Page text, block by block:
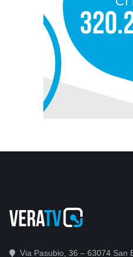
Via Pasubio, 36 – 63074 San